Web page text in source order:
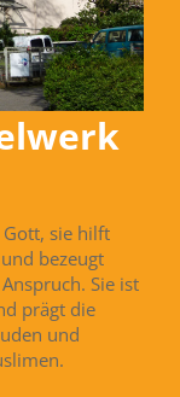
sie hilft
bezeugt
Sie ist
prägt die
und